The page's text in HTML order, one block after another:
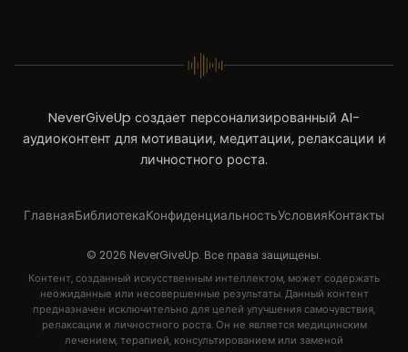
NeverGiveUp создает персонализированный AI-
аудиоконтент для мотивации, медитации, релаксации и
личностного роста.
ГлавнаяБиблиотекаКонфиденциальностьУсловияКонтакты
© 2026 NeverGiveUp. Все права защищены.
Контент, созданный искусственным интеллектом, может содержать
неожиданные или несовершенные результаты. Данный контент
предназначен исключительно для целей улучшения самочувствия,
релаксации и личностного роста. Он не является медицинским
лечением, терапией, консультированием или заменой